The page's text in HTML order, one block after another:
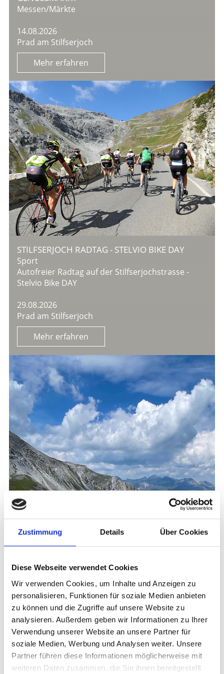
Zustimmung Details Über Cookies
Diese Webseite verwendet Cookies
Wir verwenden Cookies, um Inhalte und Anzeigen zu
personalisieren, Funktionen für soziale Medien anbieten
zu können und die Zugriffe auf unsere Website zu
analysieren. Außerdem geben wir Informationen zu Ihrer
Verwendung unserer Website an unsere Partner für
soziale Medien, Werbung und Analysen weiter. Unsere
Partner führen diese Informationen möglicherweise mit
weiteren Daten zusammen, die Sie ihnen bereitgestellt
Messen/Märkte
14.08.2026
Prad am Stilfserjoch
Mehr erfahren
STILFSERJOCH RADTAG - STELVIO BIKE DAY
Sport
Autofreier Radtag auf der Stilfserjochstrasse -
Stelvio Bike DAY
29.08.2026
Prad am Stilfserjoch
Mehr erfahren